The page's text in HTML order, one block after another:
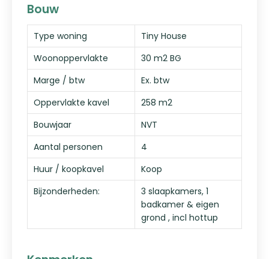
Bouw
Type woning
Tiny House
Woonoppervlakte
30 m2 BG
Marge / btw
Ex. btw
Oppervlakte kavel
258 m2
Bouwjaar
NVT
Aantal personen
4
Huur / koopkavel
Koop
Bijzonderheden:
3 slaapkamers, 1
badkamer & eigen
grond , incl hottup